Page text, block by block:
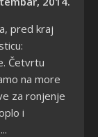
pred kraj
Četvrtu
na more
za ronjenje
i